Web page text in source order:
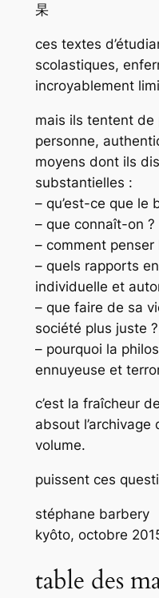
杲
ces textes
scolastiques,
incroyablement
mais ils tentent de
personne,
moyens dont ils
substantielles :
– qu’est-ce que le
– que connaît-on ?
– comment penser
– quels rapports
individuelle et
– que faire de sa
société plus juste ?
– pourquoi la
ennuyeuse et
c’est la fraîcheur
absout
volume.
puissent ces
stéphane barbery
kyôto, octobre
table des